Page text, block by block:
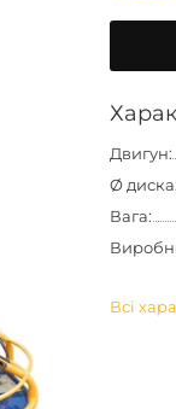
Двигун:
Ø диска:
Вага:
Всі